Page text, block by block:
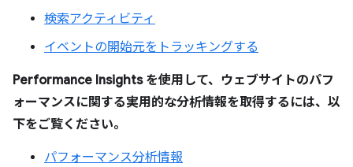
検索アクティビティ
イベントの開始元をトラッキングする
Performance Insights を使用して、ウェブサイトのパフ
ォーマンスに関する実用的な分析情報を取得するには、以
下をご覧ください。
パフォーマンス分析情報